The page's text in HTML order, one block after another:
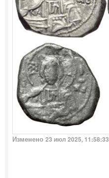
Изменено 23 июл 2025, 11:58:33